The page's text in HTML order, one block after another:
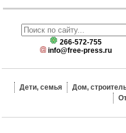
266-572-755
info@free-press.ru
Дети, семья Дом,